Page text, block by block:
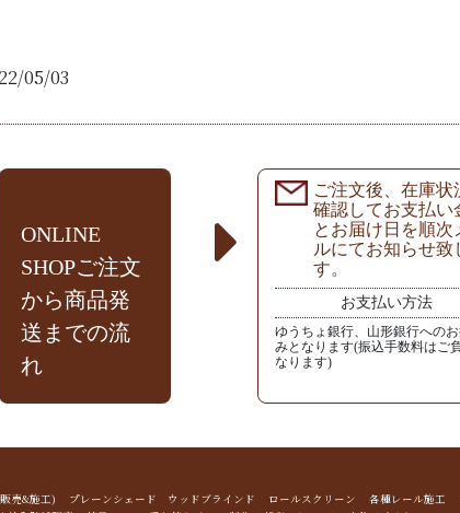
05/03
ONLINE
SHOPご注文
から商品発
送までの流
れ
ご注文後、在庫状
確認してお支払い
とお届け日を順次
ルにてお知らせ致
す。
お支払い方法
ゆうちょ銀行、山形銀行への
みとなります(振込手数料はご
なります)
販売&施工) プレーンシェード ウッドブラインド ロールスクリーン 各種レール施工